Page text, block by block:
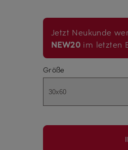
Jetzt Neukunde
NEW20 im letzten
Größe
30x60